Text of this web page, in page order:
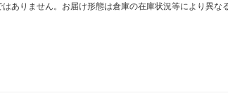
ありません。お届け形態は倉庫の在庫状況等により異な